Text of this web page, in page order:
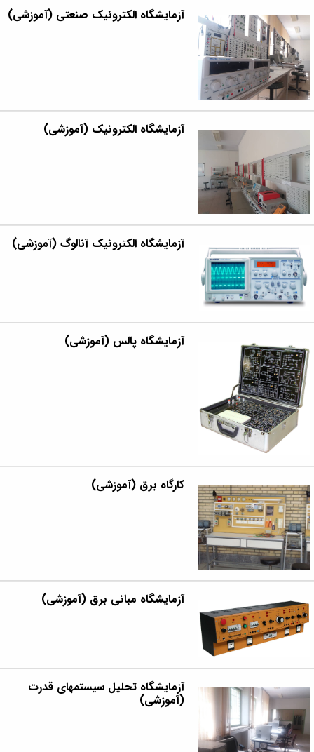
آزمایشگاه الکترونیک صنعتی (آموزشی)
آزمایشگاه الکترونیک (آموزشی)
آزمایشگاه الکترونیک آنالوگ (آموزشی)
آزمایشگاه پالس (آموزشی)
کارگاه برق (آموزشی)
آزمایشگاه مبانی برق (آموزشی)
آزمایشگاه تحلیل سیستمهای قدرت
(آموزشی)